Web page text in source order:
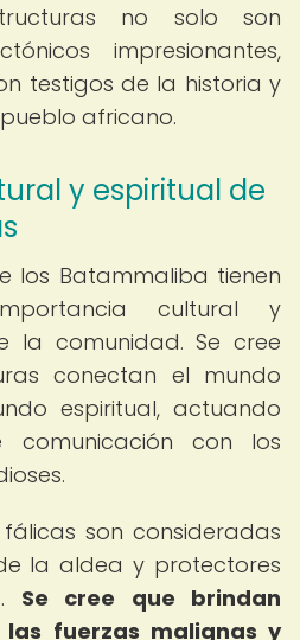
no solo son
impresionantes,
testigos de la historia y
africano.
y espiritual de
los Batammaliba tienen
cultural y
la comunidad. Se cree
conectan el mundo
espiritual, actuando
con los
son consideradas
la aldea y protectores
Se cree que brindan
fuerzas malignas y